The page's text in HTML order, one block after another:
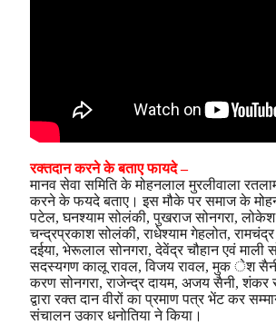
रक्तदान करने के बताए फायदे –
मानव सेवा समिति के मोहनलाल मुरलीवाला रतलाम
करने के फयदे बताए। इस मौके पर समाज के
पटेल, घनश्याम सोलंकी, पुखराज सोनगरा, लोकेश
चन्द्रप्रकाश सोलंकी, राधेश्याम गेहलोत,
दईया, भेरूलाल सोनगरा, देवेंद्र चौहान एवं माली
सदस्यगण कालू रावल, विजय रावल, मुक ेश
करण सोनगरा, राजेन्द्र दायम, अजय सैनी, शंकर
द्वारा रक्त दान वीरों का प्रमाण पत्र भेंट कर
संचालन उकार धनोतिया ने किया।